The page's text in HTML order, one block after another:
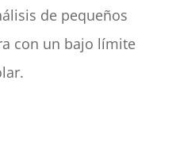
de pequeños
con un bajo límite